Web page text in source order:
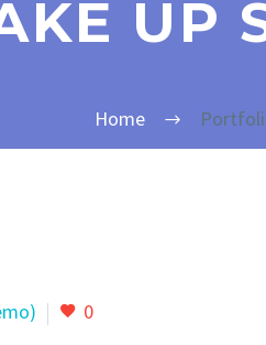
UP
Home
0